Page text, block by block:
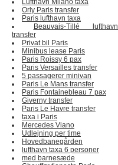
Orly Paris transfer
Paris lufthavn taxa
Beauvais-Tillé lufthavn
transfer
Privat bil Paris
Minibus lease Paris
Paris Roissy 6 pax
Paris Versailles transfer
5 passagerer minivan
Paris Le Mans transfer
Paris Fontainebleau 7 pax
Giverny transfer
Paris Le Havre transfer
taxa i Paris
Mercedes Viano
Udlejning per time
Hovedbanegården
lufthavn taxa 6 personer
med barnesæde